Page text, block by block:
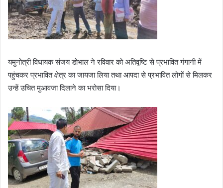
m
a
i
यमुनोत्री विधायक संजय डोभाल ने रविवार को अतिवृष्टि से प्रभावित गंगानी में
पहुंचकर प्रभावित क्षेत्र का जायजा लिया तथा आपदा से प्रभावित लोगों से मिलकर
उन्हें उचित मुआवजा दिलाने का भरोसा दिया।